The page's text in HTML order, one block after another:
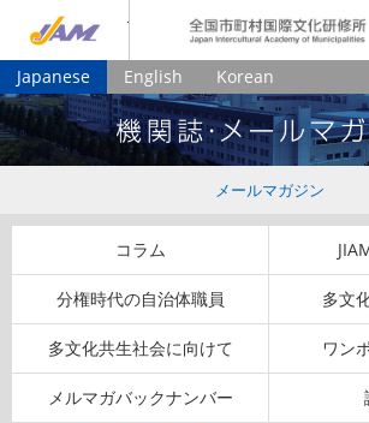
Japanese English Korean
メールマガジン
コラム
分権時代の自治体職員 多文
多文化共生社会に向けて ワン
メルマガバックナンバー